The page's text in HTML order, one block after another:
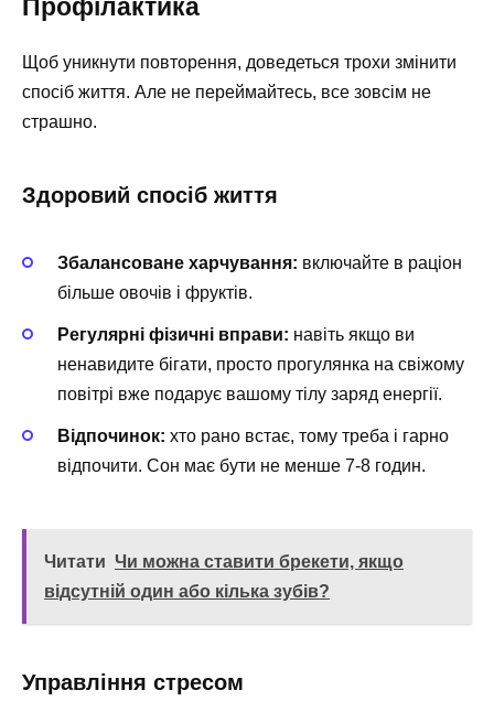
Профілактика
Щоб уникнути повторення, доведеться трохи змінити
спосіб життя. Але не переймайтесь, все зовсім не
страшно.
Здоровий спосіб життя
Збалансоване харчування: включайте в раціон
більше овочів і фруктів.
Регулярні фізичні вправи: навіть якщо ви
ненавидите бігати, просто прогулянка на свіжому
повітрі вже подарує вашому тілу заряд енергії.
Відпочинок: хто рано встає, тому треба і гарно
відпочити. Сон має бути не менше 7-8 годин.
Читати Чи можна ставити брекети, якщо
відсутній один або кілька зубів?
Управління стресом